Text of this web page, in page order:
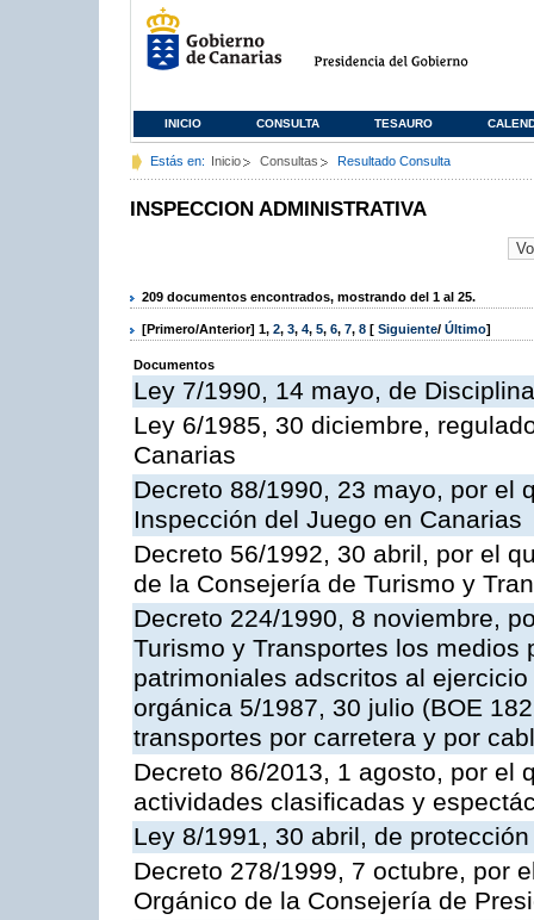
INICIO CONSULTA TESAURO
Estás en: Inicio Consultas Resultado Consulta
INSPECCION ADMINISTRATIVA
209 documentos encontrados, mostrando del 1 al 25.
[Primero/Anterior] 1, 2, 3, 4, 5, 6, 7, 8 [ Siguiente/ Último]
Documentos
Ley 7/1990, 14 mayo, de
Ley 6/1985, 30 diciembre,
Canarias
Decreto 88/1990, 23 mayo, por el
Inspección del Juego en Canarias
Decreto 56/1992, 30 abril, por el
de la Consejería de Turismo y
Decreto 224/1990, 8 noviembre,
Turismo y Transportes los
patrimoniales adscritos al
orgánica 5/1987, 30 julio (BOE
transportes por carretera y por
Decreto 86/2013, 1 agosto, por el
actividades clasificadas y
Ley 8/1991, 30 abril, de
Decreto 278/1999, 7 octubre, por
Orgánico de la Consejería de